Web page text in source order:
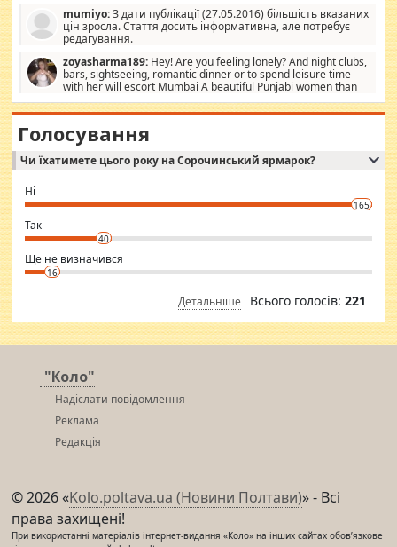
допомагати людям, які намагаються дати їм шанс. Кожен
заслуговує на другий шанс, і, оскільки влада не зможе, вони
повинні приймати від інших. Для нас нема багато суми, і зрілість
витрат, а тільки узгоджених сум і нічого іншого. Не чекайте і не
коментуйте цей пост. Введіть суму, яку ви хочете подати, і ми
зв'яжемося з вами з усіма варіантами. зв'яжіться з нами
сьогодні на garciajsacramento@gmail.com Вам потрібні термінові
гроші? Ми можемо допомогти!
mumiyo:З дати публікації (27.05.2016) більшість вказаних
цін зросла. Стаття досить інформативна, але потребує
редагування.
zoyasharma189: Hey! Are you feeling lonely? And night clubs,
bars, sightseeing, romantic dinner or to spend leisure time
with her will escort Mumbai A beautiful Punjabi women than
sexy escort companion in arms that you guys feel like 5 star luxury
hotel had to spend the night in their search for loved solitaire free
woman "Love Solitaire" beautiful figure and shapely body shapes.
Independent escort in Mumbai, truthful, friendly and cheerful girl.
WhatsApp via an easily can see the latest pictures of her body and the
want to meet new people. Sakshi Mirchandani health and figure
conscious in order to keep yourself fit and regularly go to the health
club.
⇒ sakshimirchandani.com
Голосування
Чи їхатимете цього року на Сорочинський ярмарок?
Ні
165
Так
40
Ще не визначився
16
Детальніше Всього голосів: 221
"Коло"
Надіслати повідомлення
Реклама
Редакція
© 2026 «Kolo.poltava.ua (Новини Полтави)» - Всі
права захищені!
При використанні матеріалів інтернет-видання «Коло» на інших сайтах обов’язкове